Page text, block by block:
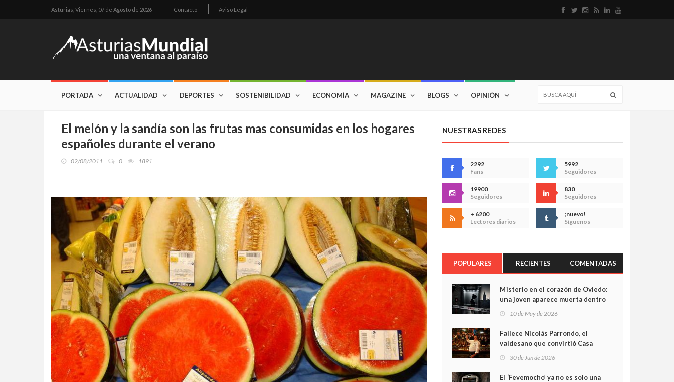
Asturias, Viernes, 07 de Agosto de 2026 Contacto Aviso Legal
PORTADA ACTUALIDAD DEPORTES SOSTENIBILIDAD ECONOMÍA MAGAZINE BLOGS OPINIÓN
El melón y la sandía son las frutas mas consumidas en los hogares
españoles durante el verano
02/08/2011 0 1891
NUESTRAS REDES
2292
Fans
5992
Seguidores
19900
Seguidores
830
Seguidores
+ 6200
Lectores diarios
¡nuevo!
Síguenos
POPULARES RECIENTES COMENTADAS
Misterio en el corazón de Oviedo:
una joven aparece muerta dentro
cámaras captan sus últimos
minutos
10 de May de 2026
Fallece Nicolás Parrondo, el
valdesano que convirtió Casa
30 de Jun de 2026
El ‘Fevemocho’ ya no es solo una